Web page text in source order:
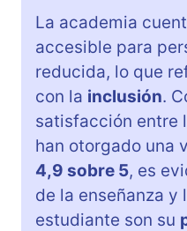
La academia
accesible para
reducida, lo que
con la inclusión.
satisfacción entre
han otorgado una
4,9 sobre 5, es
de la enseñanza y
estudiante son su